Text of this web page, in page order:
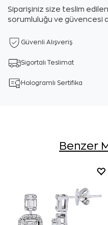
Siparişiniz size teslim
sorumluluğu ve güvencesi
Güvenli Alışveriş
Sigortalı Teslimat
Hologramlı Sertifika
Benzer